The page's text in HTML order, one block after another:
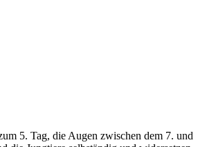
5. Tag, die Augen zwischen dem 7. und